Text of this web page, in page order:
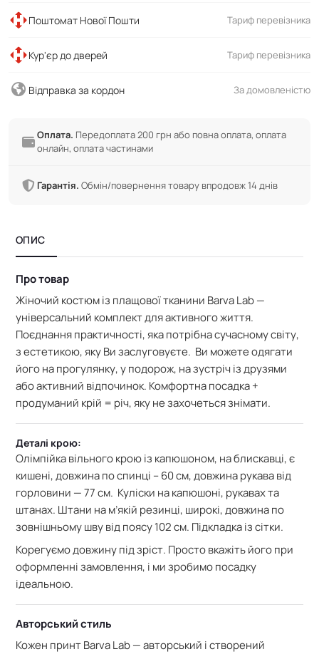
Поштомат Нової Пошти Тариф перевізника
Кур'єр до дверей Тариф перевізника
Відправка за кордон За домовленістю
Оплата. Передоплата 200 грн або повна оплата, оплата
онлайн, оплата частинами
Гарантія. Обмін/повернення товару впродовж 14 днів
ОПИС
Про товар
Жіночий костюм із плащової тканини Barva Lab —
універсальний комплект для активного життя.
Поєднання практичності, яка потрібна сучасному світу,
з естетикою, яку Ви заслуговуєте. Ви можете одягати
його на прогулянку, у подорож, на зустріч із друзями
або активний відпочинок. Комфортна посадка +
продуманий крій = річ, яку не захочеться знімати.
Деталі крою:
Олімпійка вільного крою із капюшоном, на блискавці, є
кишені, довжина по спинці – 60 см, довжина рукава від
горловини — 77 см. Куліски на капюшоні, рукавах та
штанах. Штани на м’якій резинці, широкі, довжина по
зовнішньому шву від поясу 102 см. Підкладка із сітки.
Корегуємо довжину під зріст. Просто вкажіть його при
оформленні замовлення, і ми зробимо посадку
ідеальною.
Авторський стиль
Кожен принт Barva Lab — авторський і створений